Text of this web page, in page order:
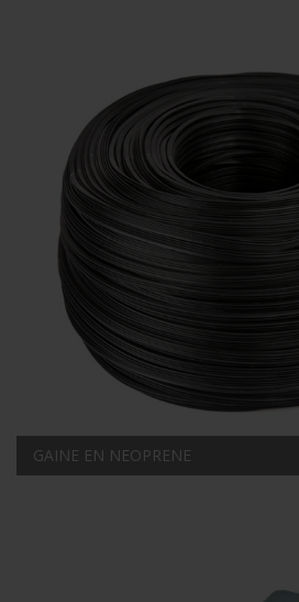
GAINE EN NEOPRENE